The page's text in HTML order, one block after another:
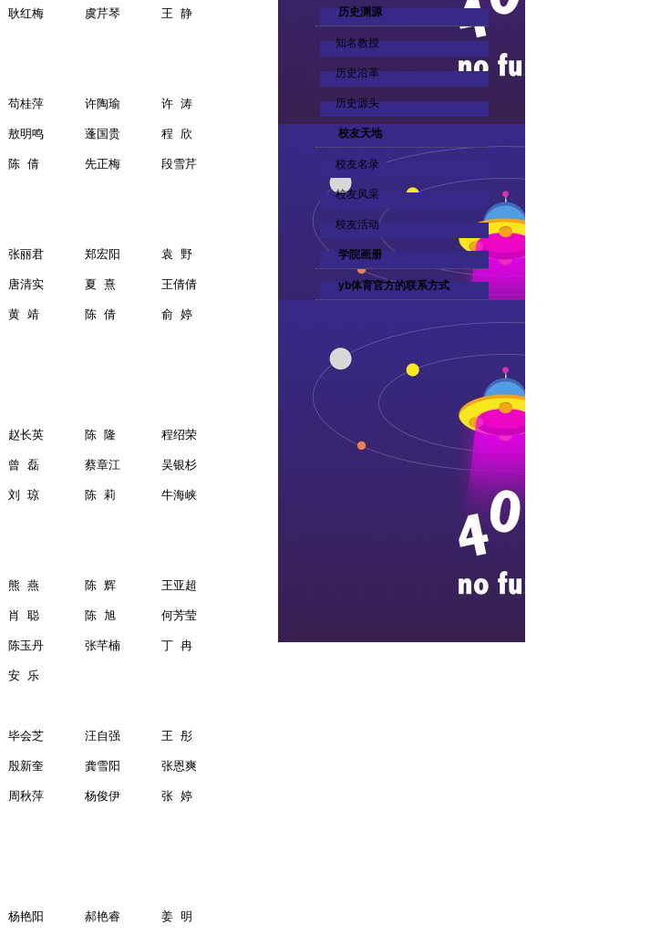
历史渊源
知名教授
历史沿革
历史源头
校友天地
校友名录
校友风采
校友活动
学院画册
yb体育官方的联系方式
耿红梅 虞芹琴 王 静
苟桂萍 许陶瑜 许 涛
敖明鸣 蓬国贵 程 欣
陈 倩 先正梅 段雪芹
张丽君 郑宏阳 袁 野
唐清实 夏 熹 王倩倩
黄 靖 陈 倩 俞 婷
赵长英 陈 隆 程绍荣
曾 磊 蔡章江 吴银杉
刘 琼 陈 莉 牛海峡
熊 燕 陈 辉 王亚超
肖 聪 陈 旭 何芳莹
陈玉丹 张芊楠 丁 冉
安 乐
毕会芝 汪自强 王 彤
殷新奎 龚雪阳 张恩爽
周秋萍 杨俊伊 张 婷
杨艳阳 郝艳睿 姜 明